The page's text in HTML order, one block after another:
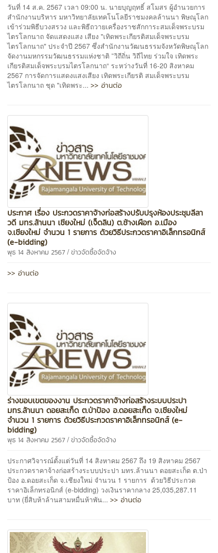
วันที่ 14 ส.ค. 2567 เวลา 09:00 น. นายบุญฤทธิ์ สโมสร ผู้อำนวยการ
สำนักงานบริหาร มหาวิทยาลัยเทคโนโลยีราชมงคลล้านนา พิษณุโลก
เข้าร่วมพิธีบวงสรวง และพิธีถวายเครื่องราชสักการะสมเด็จพระบรม
ไตรโลกนาถ จัดแสดงแสง เสียง "เทิดพระเกียรติสมเด็จพระบรม
ไตรโลกนาถ" ประจำปี 2567 ซึ่งสำนักงานวัฒนธรรมจังหวัดพิษณุโลก
จัดงานมหกรรมวัฒนธรรมแห่งชาติ ”วิถีถิ่น วิถีไทย ร่วมใจ เทิดพระ
เกียรติสมเด็จพระบรมไตรโลกนาถ“ ระหว่างวันที่ 16-20 สิงหาคม
2567 การจัดการแสดงแสงเสียง เทิดพระเกียรติ สมเด็จพระบรม
ไตรโลกนาถ ชุด "เทิดพระ... >> อ่านต่อ
ประกาศ เรื่อง ประกวดราคาจ้างก่อสร้างปรับปรุงห้องประชุมลีลา
วดี มทร.ล้านนา เชียงใหม่ (เจ็ดลิน) ต.ช้างเผือก อ.เมือง
จ.เชียงใหม่ จำนวน 1 รายการ ด้วยวิธีประกวดราคาอิเล็กทรอนิกส์
(e-bidding)
พุธ 14 สิงหาคม 2567 / ข่าวจัดซื้อจัดจ้าง
>> อ่านต่อ
ร่างขอบเขตของงาน ประกวดราคาจ้างก่อสร้างระบบประปา
มทร.ล้านนา ดอยสะเก็ด ต.ป่าป้อง อ.ดอยสะเก็ด จ.เชียงใหม่
จำนวน 1 รายการ ด้วยวิธีประกวดราคาอิเล็กทรอนิกส์ (e-
bidding)
พุธ 14 สิงหาคม 2567 / ข่าวจัดซื้อจัดจ้าง
ประกาศวิจารณ์ตั้งแต่วันที่ 14 สิงหาคม 2567 ถึง 19 สิงหาคม 2567
ประกวดราคาจ้างก่อสร้างระบบประปา มทร.ล้านนา ดอยสะเก็ด ต.ป่า
ป้อง อ.ดอยสะเก็ด จ.เชียงใหม่ จำนวน 1 รายการ ด้วยวิธีประกวด
ราคาอิเล็กทรอนิกส์ (e-bidding) วงเงินราคากลาง 25,035,287.11
บาท (ยี่สิบห้าล้านสามหมื่นห้าพัน... >> อ่านต่อ